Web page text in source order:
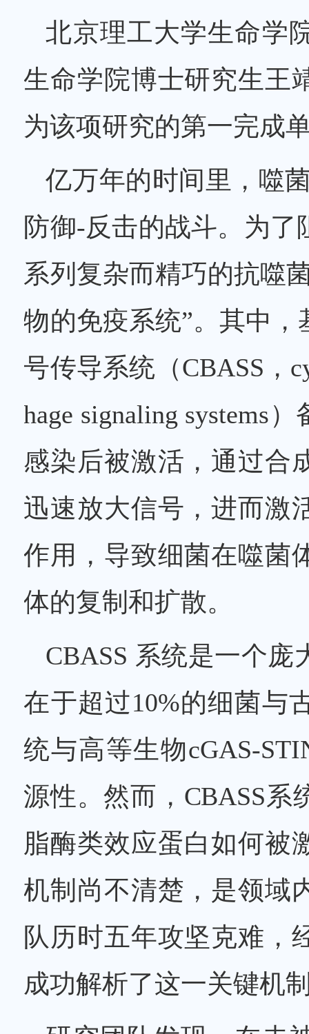
北京理工大学生命学
生命学院博士研究生王
为该项研究的第一完成
亿万年的时间里，噬
防御-反击的战斗。为
系列复杂而精巧的抗噬
物的免疫系统”。其中
号传导系统（CBASS，
hage signaling systems
感染后被激活，通过合
迅速放大信号，进而激
作用，导致细菌在噬菌
体的复制和扩散。
CBASS 系统是一个
在于超过10%的细菌与
统与高等生物cGAS-
源性。然而，CBASS
脂酶类效应蛋白如何被
机制尚不清楚，是领域
队历时五年攻坚克难，
成功解析了这一关键机